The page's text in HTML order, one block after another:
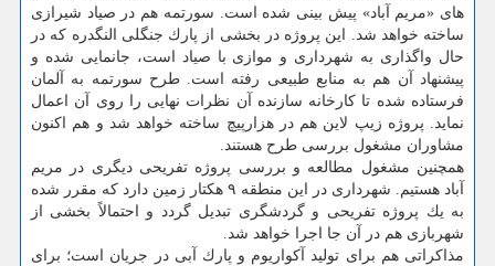
های «مریم آباد» پیش بینی شده است. سورتمه هم در صیاد شیرازی
ساخته خواهد شد. این پروژه در بخشی از پارك جنگلی النگدره كه در
حال واگذاری به شهرداری و موازی با صیاد است، جانمایی شده و
پیشنهاد آن هم به منابع طبیعی رفته است. طرح سورتمه به آلمان
فرستاده شده تا كارخانه سازنده آن نظرات نهایی را روی آن اعمال
نماید. پروژه زیپ لاین هم در هزارپیچ ساخته خواهد شد و هم اكنون
مشاوران مشغول بررسی طرح هستند.
همچنین مشغول مطالعه و بررسی پروژه تفریحی دیگری در مریم
آباد هستیم. شهرداری در این منطقه ۹ هكتار زمین دارد كه مقرر شده
به یك پروژه تفریحی و گردشگری تبدیل گردد و احتمالاً بخشی از
شهربازی هم در آن جا اجرا خواهد شد.
مذاكراتی هم برای تولید آكواریوم و پارك آبی در جریان است؛ برای